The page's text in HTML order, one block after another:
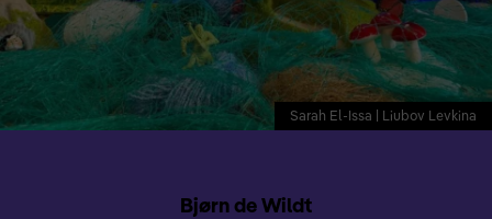
Sarah El-Issa | Liubov Levkina
Bjørn de Wildt